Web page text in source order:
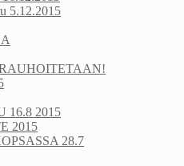
5.12.2015
16.8 2015
2015
28.7